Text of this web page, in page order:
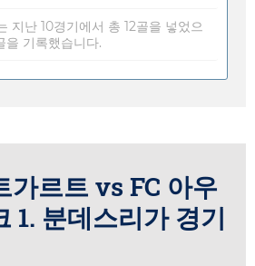
지난 10경기에서 총 12골을 넣었으
을 기록했습니다.
가르트 vs FC 아우
1. 분데스리가 경기